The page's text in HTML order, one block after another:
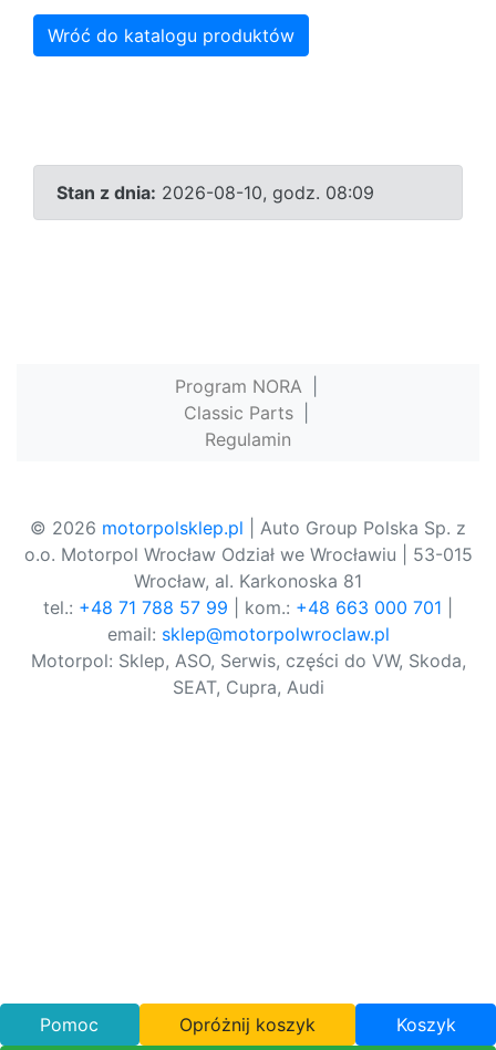
Wróć do katalogu produktów
Stan z dnia: 2026-08-10, godz. 08:09
Program NORA
Classic Parts
Regulamin
© 2026 motorpolsklep.pl | Auto Group Polska Sp. z
o.o. Motorpol Wrocław Odział we Wrocławiu | 53-015
Wrocław, al. Karkonoska 81
tel.: +48 71 788 57 99 | kom.: +48 663 000 701
email: sklep@motorpolwroclaw.pl
Motorpol: Sklep, ASO, Serwis, części do VW, Skoda,
SEAT, Cupra, Audi
Pomoc Opróżnij koszyk Koszyk